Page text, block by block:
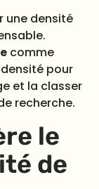
une densité
comme
pour
et la classer
recherche.
le
de